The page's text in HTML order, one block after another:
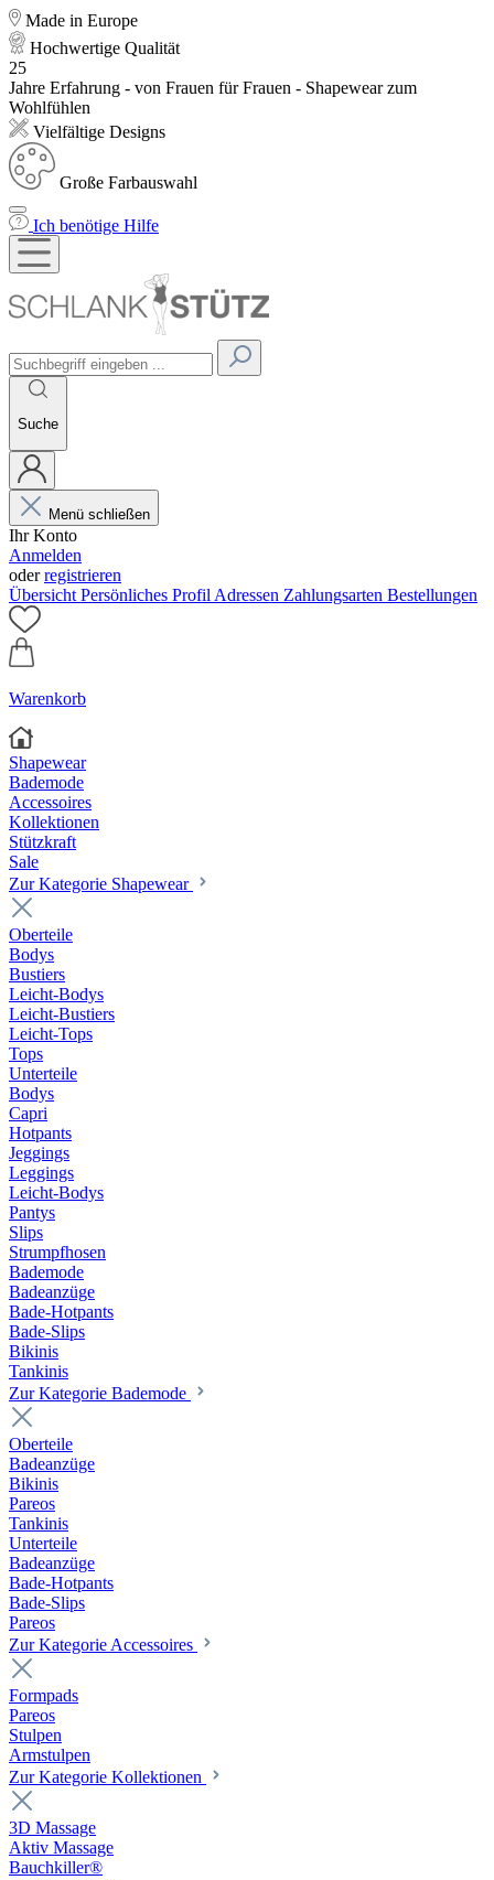
Made in Europe
Hochwertige Qualität
25
Jahre Erfahrung - von Frauen für Frauen - Shapewear zum
Wohlfühlen
Vielfältige Designs
Große Farbauswahl
Ich benötige Hilfe
Suche
Menü schließen
Ihr Konto
Anmelden
oderregistrieren
Übersicht Persönliches Profil Adressen Zahlungsarten Bestellungen
Warenkorb
Shapewear
Bademode
Accessoires
Kollektionen
Stützkraft
Sale
Zur Kategorie Shapewear
Oberteile
Bodys
Bustiers
Leicht-Bodys
Leicht-Bustiers
Leicht-Tops
Tops
Unterteile
Bodys
Capri
Hotpants
Jeggings
Leggings
Leicht-Bodys
Pantys
Slips
Strumpfhosen
Bademode
Badeanzüge
Bade-Hotpants
Bade-Slips
Bikinis
Tankinis
Zur Kategorie Bademode
Oberteile
Badeanzüge
Bikinis
Pareos
Tankinis
Unterteile
Badeanzüge
Bade-Hotpants
Bade-Slips
Pareos
Zur Kategorie Accessoires
Formpads
Pareos
Stulpen
Armstulpen
Zur Kategorie Kollektionen
3D Massage
Aktiv Massage
Bauchkiller®